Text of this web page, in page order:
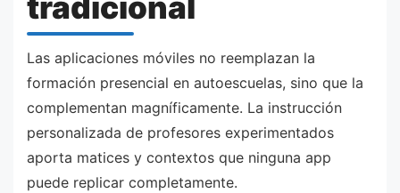
Las aplicaciones móviles no reemplazan la
formación presencial en autoescuelas, sino que la
complementan magníficamente. La instrucción
personalizada de profesores experimentados
aporta matices y contextos que ninguna app
puede replicar completamente.